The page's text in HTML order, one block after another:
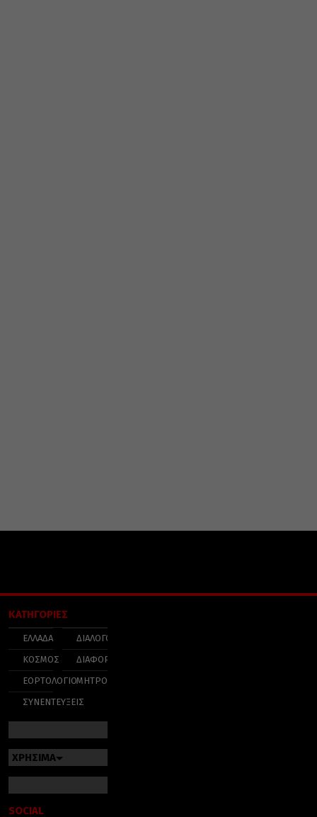
ΚΑΤΗΓΟΡΙΕΣ
ΕΛΛΑΔΑ
ΚΟΣΜΟΣ
ΕΟΡΤΟΛΟΓΙΟ
ΣΥΝΕΝΤΕΥΞΕΙΣ
ΔΙΑΛΟΓΟΣ
ΔΙΑΦΟΡΑ
ΜΗΤΡΟΠΟΛΕΙΣ
ΧΡΗΣΙΜΑ
SOCIAL